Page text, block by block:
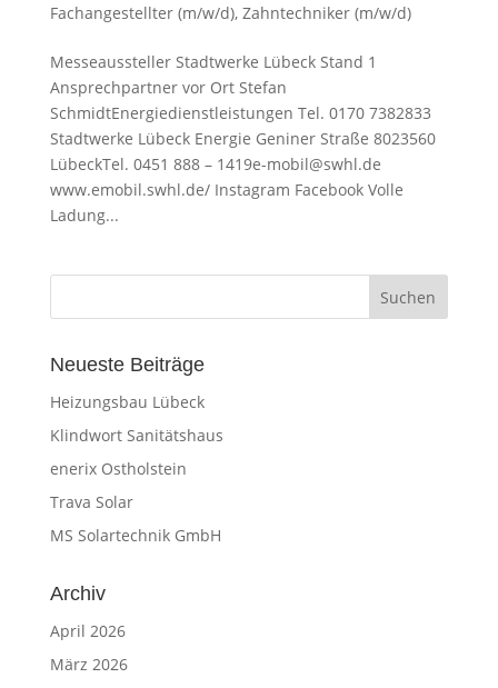
Fachangestellter (m/w/d), Zahntechniker (m/w/d)
Messeaussteller Stadtwerke Lübeck Stand 1
Ansprechpartner vor Ort Stefan
SchmidtEnergiedienstleistungen Tel. 0170 7382833
Stadtwerke Lübeck Energie Geniner Straße 8023560
LübeckTel. 0451 888 – 1419e-mobil@swhl.de
www.emobil.swhl.de/ Instagram Facebook Volle
Ladung...
Neueste Beiträge
Heizungsbau Lübeck
Klindwort Sanitätshaus
enerix Ostholstein
Trava Solar
MS Solartechnik GmbH
Archiv
April 2026
März 2026